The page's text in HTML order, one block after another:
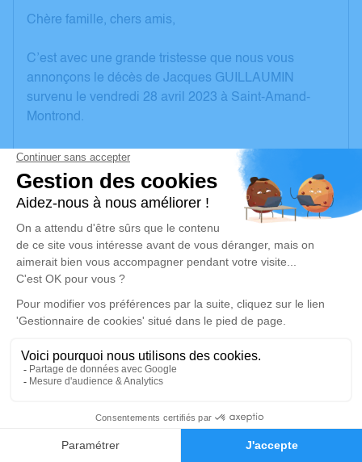
Faire-part Hommages
Chère famille, chers amis,
C’est avec une grande tristesse que nous vous
annonçons le décès de Jacques GUILLAUMIN
survenu le vendredi 28 avril 2023 à Saint-Amand-
Montrond.
Nous vous invitons à utiliser cet espace pour laisser
vos condoléances, partager des photos souvenirs,
une anecdote ou exprimer vos pensées à travers des
poèmes ou des textes. Cet endroit est un lieu
d'expression dédié à honorer la mémoire de Jacques
GUILLAUMIN.
Un service de plantation d’arbre hommage est
disponible ici.
mercredi 03 mai 2023 à 10h30
Église de Saint-Amand-Montrond
18, rue Porte Verte